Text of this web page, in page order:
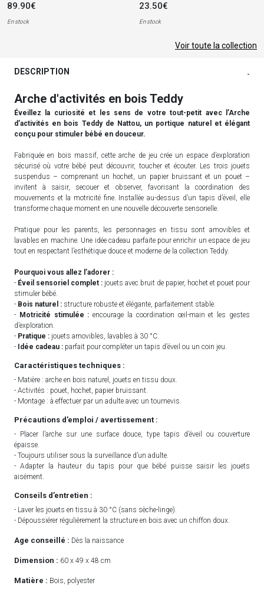
89.90€
En stock
23.50€
En stock
Voir toute la collection
DESCRIPTION -
Arche d'activités en bois Teddy
Éveillez la curiosité et les sens de votre tout-petit avec l’Arche
d’activités en bois Teddy de Nattou, un portique naturel et élégant
conçu pour stimuler bébé en douceur.
Fabriquée en bois massif, cette arche de jeu crée un espace d’exploration
sécurisé où votre bébé peut découvrir, toucher et écouter. Les trois jouets
suspendus – comprenant un hochet, un papier bruissant et un pouet –
invitent à saisir, secouer et observer, favorisant la coordination des
mouvements et la motricité fine. Installée au-dessus d’un tapis d’éveil, elle
transforme chaque moment en une nouvelle découverte sensorielle.
Pratique pour les parents, les personnages en tissu sont amovibles et
lavables en machine. Une idée cadeau parfaite pour enrichir un espace de jeu
tout en respectant l’esthétique douce et moderne de la collection Teddy.
Pourquoi vous allez l’adorer :
- Éveil sensoriel complet : jouets avec bruit de papier, hochet et pouet pour
stimuler bébé.
- Bois naturel : structure robuste et élégante, parfaitement stable.
- Motricité stimulée : encourage la coordination œil-main et les gestes
d’exploration.
- Pratique : jouets amovibles, lavables à 30 °C.
- Idée cadeau : parfait pour compléter un tapis d’éveil ou un coin jeu.
Caractéristiques techniques :
- Matière : arche en bois naturel, jouets en tissu doux.
- Activités : pouet, hochet, papier bruissant.
- Montage : à effectuer par un adulte avec un tournevis.
Précautions d’emploi / avertissement :
- Placer l’arche sur une surface douce, type tapis d’éveil ou couverture
épaisse.
- Toujours utiliser sous la surveillance d’un adulte.
- Adapter la hauteur du tapis pour que bébé puisse saisir les jouets
aisément.
Conseils d’entretien :
- Laver les jouets en tissu à 30 °C (sans sèche-linge).
- Dépoussiérer régulièrement la structure en bois avec un chiffon doux.
Age conseillé : Dès la naissance
Dimension : 60 x 49 x 48 cm
Matière : Bois, polyester